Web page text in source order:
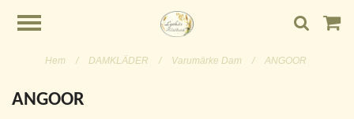
Hem / DAMKLÄDER / Varumärke Dam / ANGOOR
ANGOOR